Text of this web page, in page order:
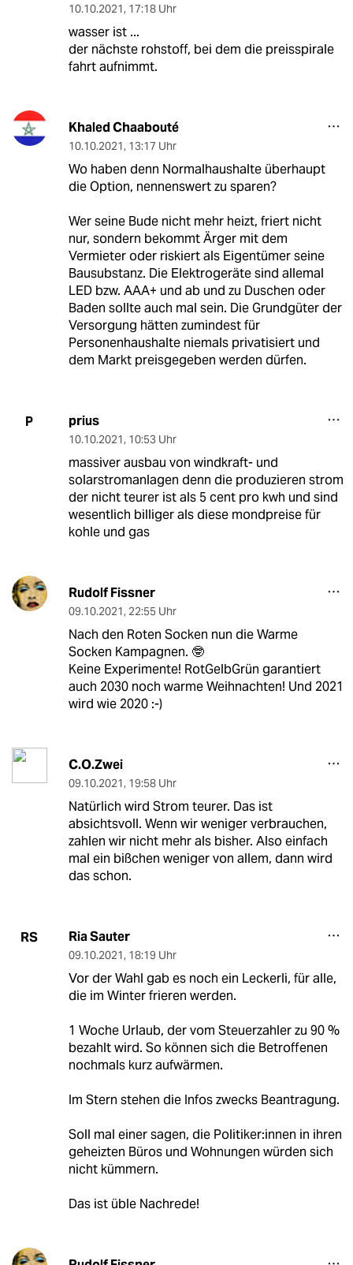
10.10.2021, 17:18 Uhr
wasser ist ...
der nächste rohstoff, bei dem die preisspirale
fahrt aufnimmt.
Khaled Chaabouté
10.10.2021, 13:17 Uhr
Wo haben denn Normalhaushalte überhaupt
die Option, nennenswert zu sparen?
Wer seine Bude nicht mehr heizt, friert nicht
nur, sondern bekommt Ärger mit dem
Vermieter oder riskiert als Eigentümer seine
Bausubstanz. Die Elektrogeräte sind allemal
LED bzw. AAA+ und ab und zu Duschen oder
Baden sollte auch mal sein. Die Grundgüter der
Versorgung hätten zumindest für
Personenhaushalte niemals privatisiert und
dem Markt preisgegeben werden dürfen.
P prius
10.10.2021, 10:53 Uhr
massiver ausbau von windkraft- und
solarstromanlagen denn die produzieren strom
der nicht teurer ist als 5 cent pro kwh und sind
wesentlich billiger als diese mondpreise für
kohle und gas
Rudolf Fissner
09.10.2021, 22:55 Uhr
Nach den Roten Socken nun die Warme
Socken Kampagnen. 🤓
Keine Experimente! RotGelbGrün garantiert
auch 2030 noch warme Weihnachten! Und 2021
wird wie 2020 :-)
C.O.Zwei
09.10.2021, 19:58 Uhr
Natürlich wird Strom teurer. Das ist
absichtsvoll. Wenn wir weniger verbrauchen,
zahlen wir nicht mehr als bisher. Also einfach
mal ein bißchen weniger von allem, dann wird
das schon.
RS Ria Sauter
09.10.2021, 18:19 Uhr
Vor der Wahl gab es noch ein Leckerli, für alle,
die im Winter frieren werden.
1 Woche Urlaub, der vom Steuerzahler zu 90 %
bezahlt wird. So können sich die Betroffenen
nochmals kurz aufwärmen.
Im Stern stehen die Infos zwecks Beantragung.
Soll mal einer sagen, die Politiker:innen in ihren
geheizten Büros und Wohnungen würden sich
nicht kümmern.
Das ist üble Nachrede!